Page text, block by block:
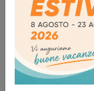
Manuale di